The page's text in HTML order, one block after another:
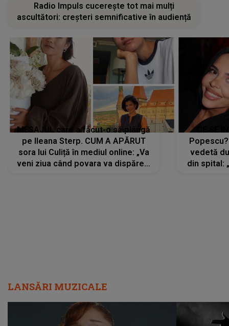
Radio Impuls cucerește tot mai mulți
ascultători: creșteri semnificative în audiență
MESAJUL care a făcut-o să plângă
pe Ileana Sterp. CUM A APĂRUT
sora lui Culiță în mediul online: „Va
veni ziua când povara va dispărea,
vedetă
din spital:
LANSĂRI MUZICALE